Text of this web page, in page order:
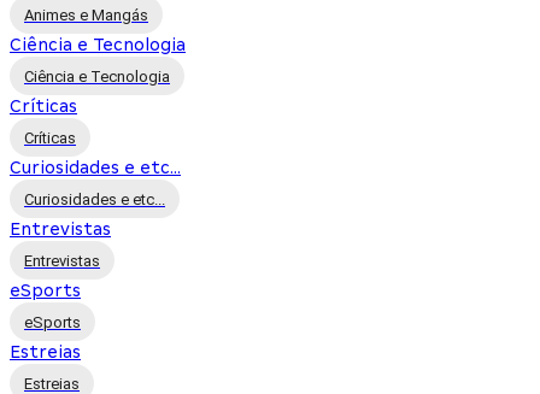
Animes e Mangás
Ciência e Tecnologia
Ciência e Tecnologia
Críticas
Críticas
Curiosidades e etc...
Curiosidades e etc...
Entrevistas
Entrevistas
eSports
eSports
Estreias
Estreias